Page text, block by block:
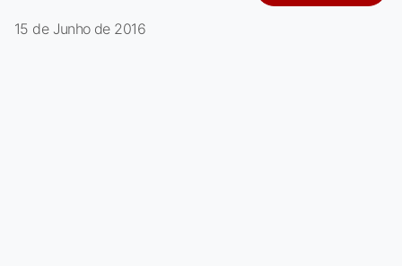
15 de Junho de 2016